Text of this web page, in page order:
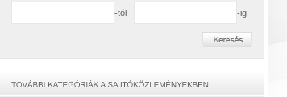
-tól -ig